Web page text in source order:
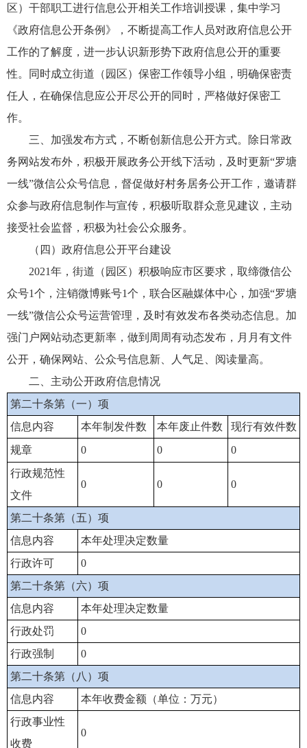
区）干部职工进行信息公开相关工作培训授课，集中学习
《政府信息公开条例》，不断提高工作人员对政府信息公开
工作的了解度，进一步认识新形势下政府信息公开的重要
性。同时成立街道（园区）保密工作领导小组，明确保密责
任人，在确保信息应公开尽公开的同时，严格做好保密工
作。
三、加强发布方式，不断创新信息公开方式。除日常政
务网站发布外，积极开展政务公开线下活动，及时更新“罗塘
一线”微信公众号信息，督促做好村务居务公开工作，邀请群
众参与政府信息制作与宣传，积极听取群众意见建议，主动
接受社会监督，积极为社会公众服务。
（四）政府信息公开平台建设
2021年，街道（园区）积极响应市区要求，取缔微信公
众号1个，注销微博账号1个，联合区融媒体中心，加强“罗塘
一线”微信公众号运营管理，及时有效发布各类动态信息。加
强门户网站动态更新率，做到周周有动态发布，月月有文件
公开，确保网站、公众号信息新、人气足、阅读量高。
二、主动公开政府信息情况
第二十条第（一）项
信息内容
本年制发件数 本年废止件数
现行有效件数
规章
0 0
0
行政规范性
文件
0 0 0
第二十条第（五）项
信息内容
本年处理决定数量
行政许可
0
第二十条第（六）项
信息内容
本年处理决定数量
行政处罚
0
行政强制
0
第二十条第（八）项
信息内容
本年收费金额（单位：万元）
行政事业性
收费
0